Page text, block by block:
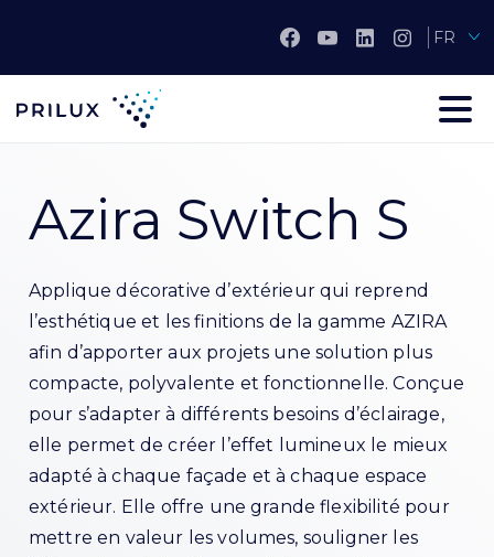
FR
Azira Switch S
Applique décorative d’extérieur qui reprend
l’esthétique et les finitions de la gamme AZIRA
afin d’apporter aux projets une solution plus
compacte, polyvalente et fonctionnelle. Conçue
pour s’adapter à différents besoins d’éclairage,
elle permet de créer l’effet lumineux le mieux
adapté à chaque façade et à chaque espace
extérieur. Elle offre une grande flexibilité pour
mettre en valeur les volumes, souligner les